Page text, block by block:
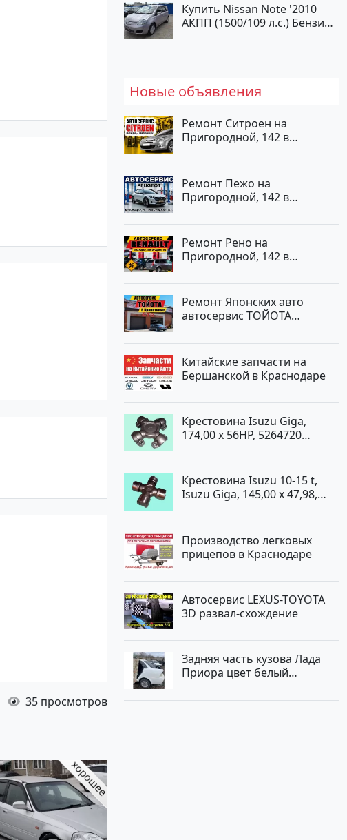
35 просмотров
Купить Nissan Note '2010
АКПП (1500/109 л.с.) Бензин
ЛАВАНДА Хетчбэк по цене
Авторынок23
Новые объявления
Ремонт Ситроен на
Пригородной, 142 в
Ремонт Пежо на
Пригородной, 142 в
Ремонт Рено на
Пригородной, 142 в
Ремонт Японских авто
автосервис ТОЙОТА
Китайские запчасти на
Бершанской в Краснодаре
Крестовина Isuzu Giga,
174,00 x 56HP, 5264720
Крестовина Isuzu 10-15 t,
Isuzu Giga, 145,00 x 47,98,
Производство легковых
прицепов в Краснодаре
Автосервис LEXUS-TOYOTA
3D развал-схождение
Задняя часть кузова Лада
Приора цвет белый